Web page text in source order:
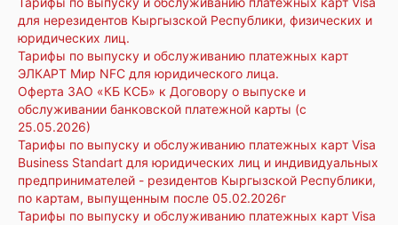
для нерезидентов Кыргызской Республики, физических и
юридических лиц.
Тарифы по выпуску и обслуживанию платежных карт
ЭЛКАРТ Мир NFC для юридического лица.
Оферта ЗАО «КБ КСБ» к Договору о выпуске и
обслуживании банковской платежной карты (с
25.05.2026)
Тарифы по выпуску и обслуживанию платежных карт Visa
Business Standart для юридических лиц и индивидуальных
предпринимателей - резидентов Кыргызской Республики,
по картам, выпущенным после 05.02.2026г
Тарифы по выпуску и обслуживанию платежных карт Visa